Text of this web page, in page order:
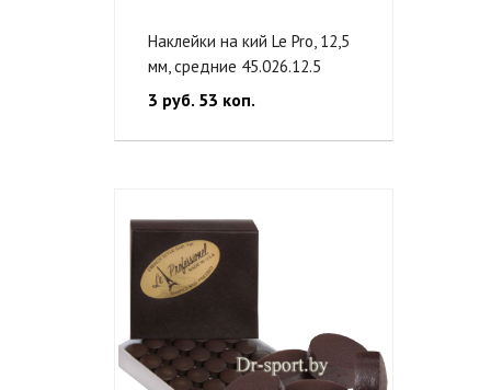
Наклейки на кий Le Pro, 12,5
мм, средние 45.026.12.5
3 руб. 53 коп.